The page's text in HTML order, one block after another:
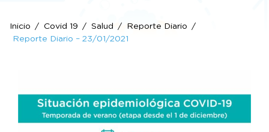
Inicio Covid 19 Salud
Reporte Diario
Reporte Diario – 23/01/2021